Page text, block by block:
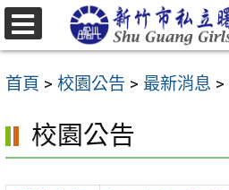
跳
至
要
容
首頁 > 校園公告 > 最新消息 >
校園公告
選
單